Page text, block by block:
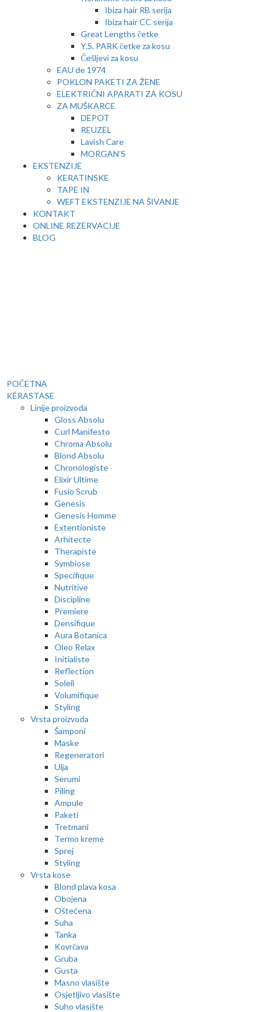
Ibiza hair RB serija
Ibiza hair CC serija
Great Lengths četke
Y.S. PARK četke za kosu
Češljevi za kosu
EAU de 1974
POKLON PAKETI ZA ŽENE
ELEKTRIČNI APARATI ZA KOSU
ZA MUŠKARCE
DEPOT
REUZEL
Lavish Care
MORGAN’S
EKSTENZIJE
KERATINSKE
TAPE IN
WEFT EKSTENZIJE NA ŠIVANJE
KONTAKT
ONLINE REZERVACIJE
BLOG
POČETNA
KÉRASTASE
Linije proizvoda
Gloss Absolu
Curl Manifesto
Chroma Absolu
Blond Absolu
Chronologiste
Elixir Ultime
Fusio Scrub
Genesis
Genesis Homme
Extentioniste
Arhitecte
Therapiste
Symbiose
Specifique
Nutritive
Discipline
Premiere
Densifique
Aura Botanica
Oleo Relax
Initialiste
Reflection
Soleil
Volumifique
Styling
Vrsta proizvoda
Šamponi
Maske
Regeneratori
Ulja
Serumi
Piling
Ampule
Paketi
Tretmani
Termo kreme
Sprej
Styling
Vrsta kose
Blond plava kosa
Obojena
Oštećena
Suha
Tanka
Kovrčava
Gruba
Gusta
Masno vlasište
Osjetljivo vlasište
Suho vlasište